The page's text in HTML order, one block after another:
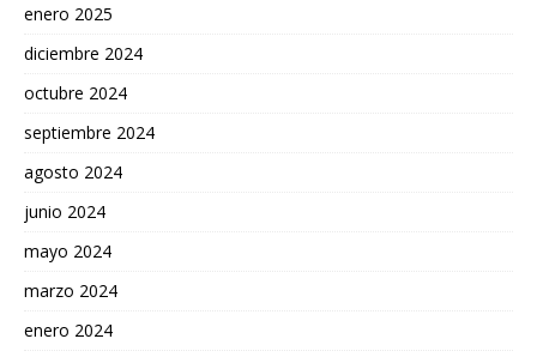
enero 2025
diciembre 2024
octubre 2024
septiembre 2024
agosto 2024
junio 2024
mayo 2024
marzo 2024
enero 2024